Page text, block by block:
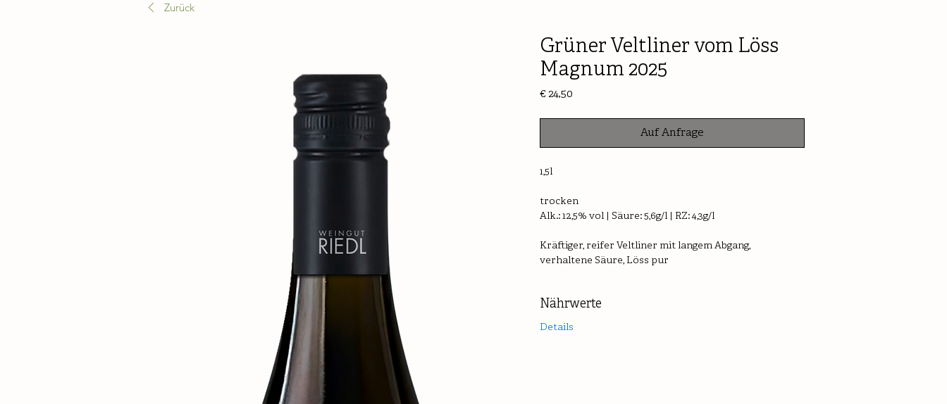
Zurück
Grüner Veltliner vom Löss
Magnum 2025
€ 24,50
Auf Anfrage
1,5l
trocken
Alk.: 12,5% vol | Säure: 5,6g/l | RZ: 4,3g/l
Kräftiger, reifer Veltliner mit langem Abgang,
verhaltene Säure, Löss pur
Nährwerte
Details